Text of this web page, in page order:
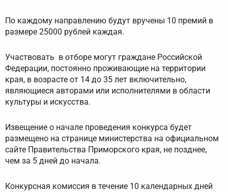
По каждому направлению будут вручены 10 премий в
размере 25000 рублей каждая.
Участвовать в отборе могут граждане Российской
Федерации, постоянно проживающие на территории
края, в возрасте от 14 до 35 лет включительно,
являющиеся авторами или исполнителями в области
культуры и искусства.
Извещение о начале проведения конкурса будет
размещено на странице министерства на официальном
сайте Правительства Приморского края, не позднее,
чем за 5 дней до начала.
Конкурсная комиссия в течение 10 календарных дней